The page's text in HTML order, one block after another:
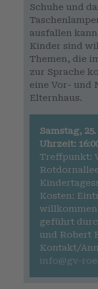
Schuhe und
ausfallen
Kinder sind
Themen, die
zur Sprache
eine Vor- und
Elternhaus.
Samstag,
Uhrzeit:
Treffpunkt:
Kosten:
willkommen
geführt
und Robert
Kontakt/
info@gv-